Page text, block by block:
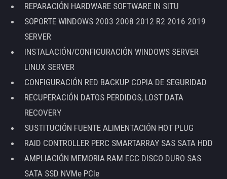
REPARACIÓN HARDWARE SOFTWARE IN SITU
SOPORTE WINDOWS 2003 2008 2012 R2 2016 2019
SERVER
INSTALACIÓN/CONFIGURACIÓN WINDOWS SERVER
LINUX SERVER
CONFIGURACIÓN RED BACKUP COPIA DE SEGURIDAD
RECUPERACIÓN DATOS PERDIDOS, LOST DATA
RECOVERY
SUSTITUCIÓN FUENTE ALIMENTACIÓN HOT PLUG
RAID CONTROLLER PERC SMARTARRAY SAS SATA HDD
AMPLIACIÓN MEMORIA RAM ECC DISCO DURO SAS
SATA SSD NVMe PCIe